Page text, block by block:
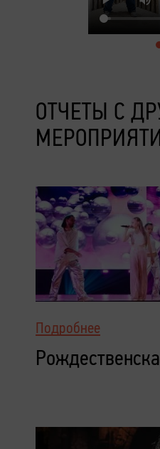
ОТЧЕТЫ С
Подробнее